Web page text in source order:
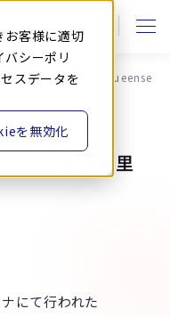
お客様に適切
バシーポリ
スデータを
を無効化
子バレーボール部Queenseis
荒木絵里
にて行われた